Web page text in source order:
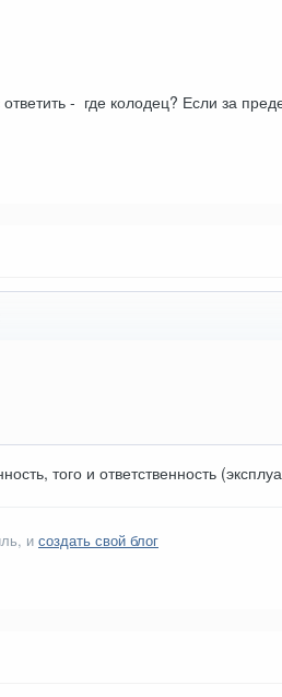
- где колодец? Если за
того и ответственность
и создать свой блог